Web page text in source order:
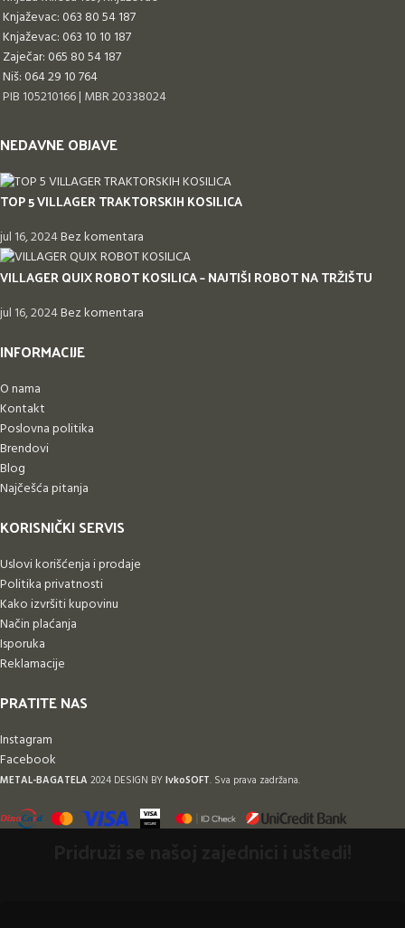
Knjaževac: 063 80 54 187
Knjaževac: 063 10 10 187
Zaječar: 065 80 54 187
Niš: 064 29 10 764
PIB 105210166 | MBR 20338024
NEDAVNE OBJAVE
TOP 5 VILLAGER TRAKTORSKIH KOSILICA
jul 16, 2024Bez komentara
VILLAGER QUIX ROBOT KOSILICA – NAJTIŠI ROBOT NA TRŽIŠTU
jul 16, 2024Bez komentara
INFORMACIJE
O nama
Kontakt
Poslovna politika
Brendovi
Blog
Najčešća pitanja
KORISNIČKI SERVIS
Uslovi korišćenja i prodaje
Politika privatnosti
Kako izvršiti kupovinu
Način plaćanja
Isporuka
Reklamacije
PRATITE NAS
Instagram
Facebook
METAL-BAGATELA 2024 DESIGN BYIvkoSOFT. Sva prava zadržana.